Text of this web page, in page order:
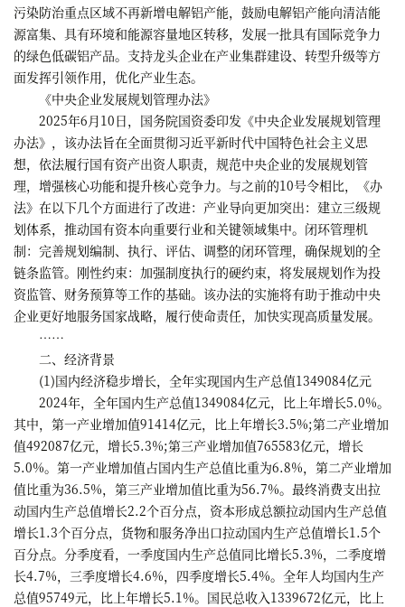
污染防治重点区域不再新增电解铝产能，鼓励电解铝产能向清洁能
源富集、具有环境和能源容量地区转移，发展一批具有国际竞争力
的绿色低碳铝产品。支持龙头企业在产业集群建设、转型升级等方
面发挥引领作用，优化产业生态。
《中央企业发展规划管理办法》
2025年6月10日，国务院国资委印发《中央企业发展规划管理
办法》，该办法旨在全面贯彻习近平新时代中国特色社会主义思
想，依法履行国有资产出资人职责，规范中央企业的发展规划管
理，增强核心功能和提升核心竞争力。与之前的10号令相比，《办
法》在以下几个方面进行了改进：产业导向更加突出：建立三级规
划体系，推动国有资本向重要行业和关键领域集中。闭环管理机
制：完善规划编制、执行、评估、调整的闭环管理，确保规划的全
链条监管。刚性约束：加强制度执行的硬约束，将发展规划作为投
资监管、财务预算等工作的基础。该办法的实施将有助于推动中央
企业更好地服务国家战略，履行使命责任，加快实现高质量发展。
……
二、经济背景
(1)国内经济稳步增长，全年实现国内生产总值1349084亿元
2024年，全年国内生产总值1349084亿元，比上年增长5.0%。
其中，第一产业增加值91414亿元，比上年增长3.5%;第二产业增加
值492087亿元，增长5.3%;第三产业增加值765583亿元，增长
5.0%。第一产业增加值占国内生产总值比重为6.8%，第二产业增加
值比重为36.5%，第三产业增加值比重为56.7%。最终消费支出拉
动国内生产总值增长2.2个百分点，资本形成总额拉动国内生产总值
增长1.3个百分点，货物和服务净出口拉动国内生产总值增长1.5个
百分点。分季度看，一季度国内生产总值同比增长5.3%，二季度增
长4.7%，三季度增长4.6%，四季度增长5.4%。全年人均国内生产
总值95749元，比上年增长5.1%。国民总收入1339672亿元，比上